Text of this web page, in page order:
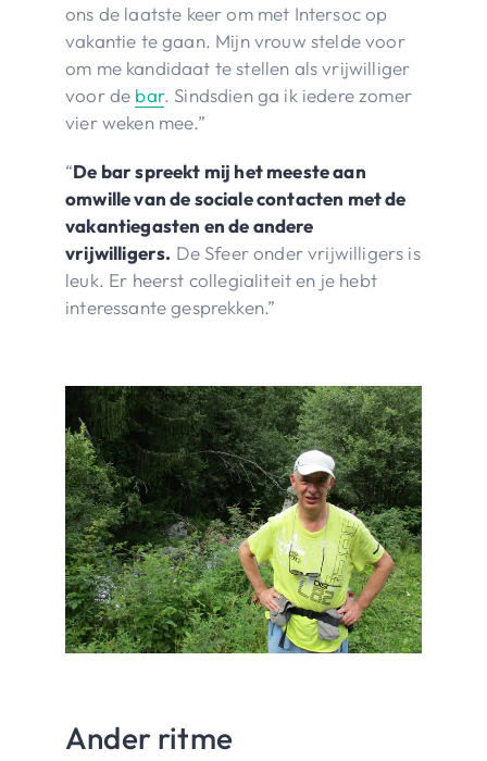
ons de laatste keer om met Intersoc op
vakantie te gaan. Mijn vrouw stelde voor
om me kandidaat te stellen als vrijwilliger
voor de bar. Sindsdien ga ik iedere zomer
vier weken mee.”
“De bar spreekt mij het meeste aan
omwille van de sociale contacten met de
vakantiegasten en de andere
vrijwilligers. De Sfeer onder vrijwilligers is
leuk. Er heerst collegialiteit en je hebt
interessante gesprekken.”
Ander ritme